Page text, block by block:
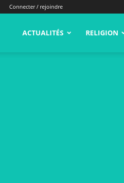
Connecter / rejoindre
ACTUALITÉS RELIGION